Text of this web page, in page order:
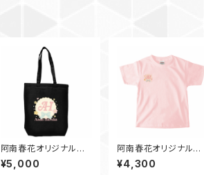
阿南春花オリジナルグッ
ズトートバック~2025年
春デザイン~ブラック
¥5,000
阿南春花オリジナルグッ
ズ半袖Tシャツ（キッズ1
00~160センチ）~202
¥4,300